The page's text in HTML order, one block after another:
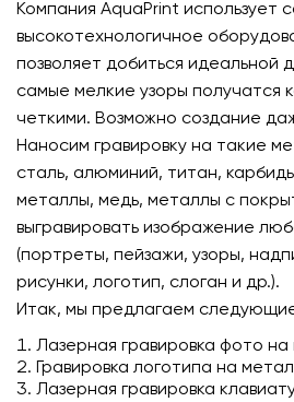
Компания AquaPrint использует
высокотехнологичное
позволяет добиться идеальной
самые мелкие узоры получатся
четкими. Возможно создание
Наносим гравировку на такие
сталь, алюминий, титан,
металлы, медь, металлы с
выгравировать изображение
(портреты, пейзажи, узоры,
рисунки, логотип, слоган и др.).
Итак, мы предлагаем следующие
Лазерная гравировка фото на
Гравировка логотипа на
Лазерная гравировка